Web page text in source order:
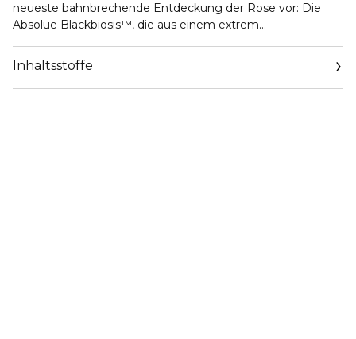
neueste bahnbrechende Entdeckung der Rose vor: Die
Absolue Blackbiosis™, die aus einem extrem
das durch ein fortschrittliches Verfahren unseres exklusiven
Terroirs in der völligen Dunkelheit der Tiefe des Plateau de
Valensole entdeckt wurde. Nach mehr als 2.000 Stunden
Inhaltsstoffe